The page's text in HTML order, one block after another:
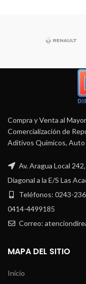
Compra y Venta al
Comercialización de
Aditivos Químicos,
Av. Aragua Local
Diagonal a la E/S Las
Teléfonos: 0243-
0414-4499185
Correo:
MAPA DEL SITIO
Inicio